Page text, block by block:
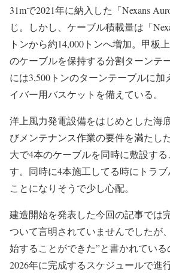
31mで2021年に納入した「Nexans
じ。しかし、ケーブル積載量は「
トンから約14,000トンへ増加。甲板
のケーブルを保持する分割ターンテ
には3,500トンのターンテーブルに加
イバー用バスケットを備えている。
洋上風力発電設備をはじめとした海
びメンテナンス作業の要件を満たし
大で4本のケーブルを同時に敷設す
す。同時に4本施工してる時にトラ
ことになりそうで少し心配。
建造開始を発表した今回の記事では
ついて言明されていませんでしたが
始することができた”と書かれてい
2026年に完成するスケジュールで進